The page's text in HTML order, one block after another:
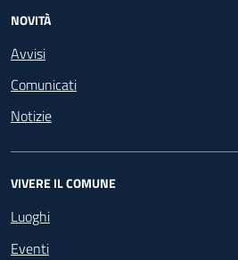
NOVITÀ
Avvisi
Comunicati
Notizie
VIVERE IL COMUNE
Luoghi
Eventi